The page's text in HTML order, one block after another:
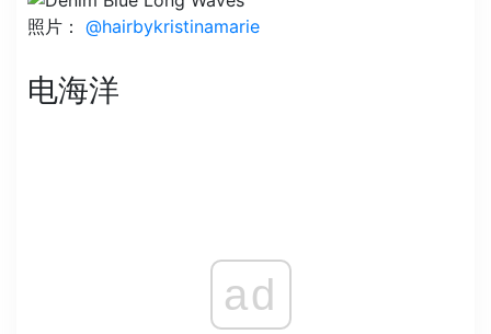
照片： @hairbykristinamarie
电海洋
ad